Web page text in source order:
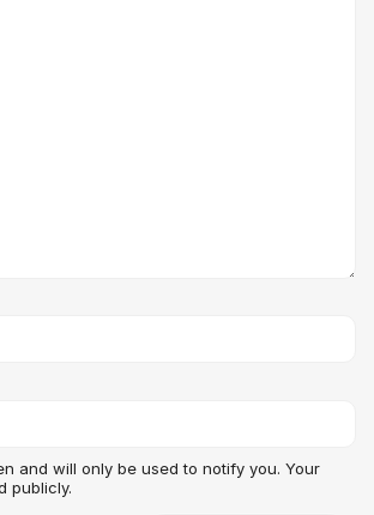
and will only be used to notify you. Your
publicly.